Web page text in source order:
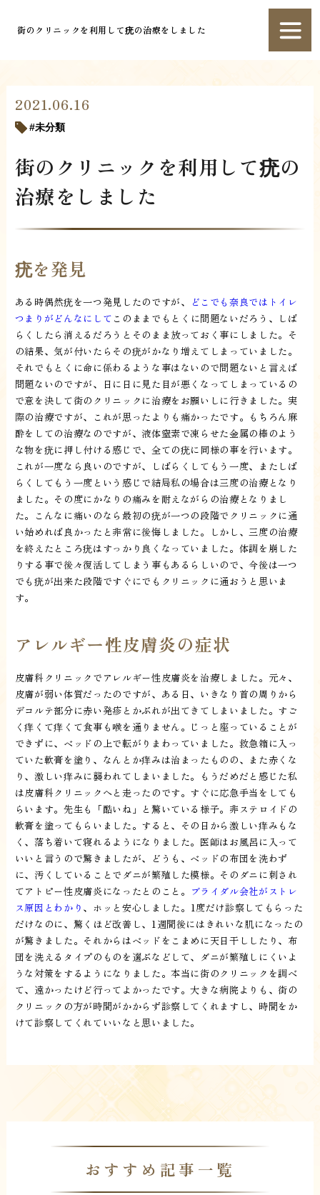
街のクリニックを利用して疣の治療をしました
2021.06.16
未分類
街のクリニックを利用して疣の
治療をしました
疣を発見
ある時偶然疣を一つ発見したのですが、
どこでも奈良ではトイレ
つまりがどんなにして このままでもとくに問題ないだろう、しば
らくしたら消えるだろうとそのまま放っておく事にしました。そ
の結果、気が付いたらその疣がかなり増えてしまっていました。
それでもとくに命に係わるような事はないので問題ないと言えば
問題ないのですが、日に日に見た目が悪くなってしまっているの
で意を決して街のクリニックに治療をお願いしに行きました。実
際の治療ですが、これが思ったよりも痛かったです。もちろん麻
酔をしての治療なのですが、液体窒素で凍らせた金属の棒のよう
な物を疣に押し付ける感じで、全ての疣に同様の事を行います。
これが一度なら良いのですが、しばらくしてもう一度、またしば
らくしてもう一度という感じで結局私の場合は三度の治療となり
ました。その度にかなりの痛みを耐えながらの治療となりまし
た。こんなに痛いのなら最初の疣が一つの段階でクリニックに通
い始めれば良かったと非常に後悔しました。しかし、三度の治療
を終えたところ疣はすっかり良くなっていました。体調を崩した
りする事で後々復活してしまう事もあるらしいので、今後は一つ
でも疣が出来た段階ですぐにでもクリニックに通おうと思いま
す。
アレルギー性皮膚炎の症状
皮膚科クリニックでアレルギー性皮膚炎を治療しました。元々、
皮膚が弱い体質だったのですが、ある日、いきなり首の周りから
デコルテ部分に赤い発疹とかぶれが出てきてしまいました。すご
く痒くて痒くて食事も喉を通りません。じっと座っていることが
できずに、ベッドの上で転がりまわっていました。救急箱に入っ
ていた軟膏を塗り、なんとか痒みは治まったものの、また赤くな
り、激しい痒みに襲われてしまいました。もうだめだと感じた私
は皮膚科クリニックへと走ったのです。すぐに応急手当をしても
らいます。先生も「酷いね」と驚いている様子。非ステロイドの
軟膏を塗ってもらいました。すると、その日から激しい痒みもな
く、落ち着いて寝れるようになりました。医師はお風呂に入って
いいと言うので驚きましたが、どうも、ベッドの布団を洗わず
に、汚くしていることでダニが繁殖した模様。そのダニに刺され
てアトピー性皮膚炎になったとのこと。 ブライダル会社がストレ
ス原因とわかり 、ホッと安心しました。1度だけ診察してもらった
だけなのに、驚くほど改善し、1週間後にはきれいな肌になったの
が驚きました。それからはベッドをこまめに天日干ししたり、布
団を洗えるタイプのものを選ぶなどして、ダニが繁殖しにくいよ
うな対策をするようになりました。本当に街のクリニックを調べ
て、遠かったけど行ってよかったです。大きな病院よりも、街の
クリニックの方が時間がかからず診察してくれますし、時間をか
けて診察してくれていいなと思いました。
おすすめ記事一覧